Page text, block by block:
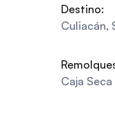
Destino:
Culiacán,
Caja